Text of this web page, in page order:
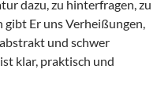
dazu, zu hinterfragen, zu
gibt Er uns Verheißungen,
und schwer
klar, praktisch und